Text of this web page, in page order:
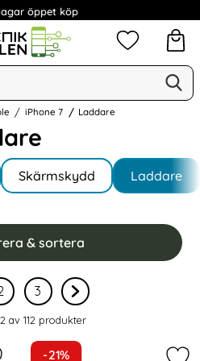
öppet köp
Mina
iPhone 7 Laddare
Skärmskydd Laddare
& sortera
sida, sidan
Gå till sidan
av 3
Gå till sidan
3
av 3
Gå till nästa sida
av 112 produkter
-21%